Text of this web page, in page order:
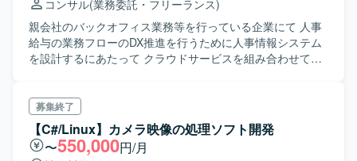
コンサル(業務委託・フリーランス)
親会社のバックオフィス業務等を行っている企業にて 人事
給与の業務フローのDX推進を行うために人事情報システム
を設計するにあたって クラウドサービスを組み合わせて実
募集終了
【C#/Linux】カメラ映像の処理ソフト開発
〜550,000円/月